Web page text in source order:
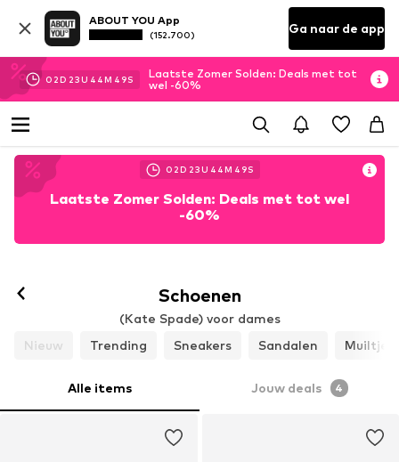
ABOUT YOU App
(152.700) Ga naar de app
02D 23U 44M 47S
Laatste Zomer Solden: Deals met tot
wel -60%
02D 23U 44M 47S
Laatste Zomer Solden: Deals met tot wel
-60%
Schoenen
(Kate Spade) voor dames
Nieuw
Trending Sneakers Sandalen Muiltjes
Alle items Jouw deals 4